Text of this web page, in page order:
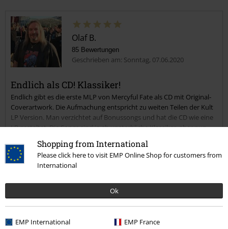
Shopping from International
Please click here to visit EMP Online Shop for customers from
International
Ok
EMP International EMP France
Olaf B.
85 Bewertungen
Geschrieben am: Sonntag, 07.06.2020
Endlich als CD! Klassiker!
Endlich gibt es die erste MLP von Mercyful Fate als CD mit Original-
Coverartwork. Die Aufmachung entspricht zu weiten Teilen der Kult
LP Version. Man verzichtet auf Bonussongs und hat die CD wie eine
LP gestaltet. Die Songs sind ja eh unsterbliche Klassiker, aber nun
auch dabei. Pflichtkauf
Mehr lesen
Verifizierte Rezension
War diese Bewertung hilfreich für dich?